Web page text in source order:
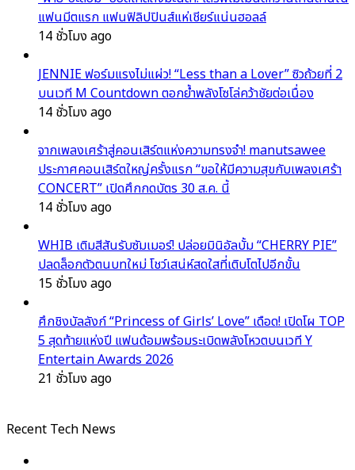
แฟนมีตแรก แฟนฟิลิปปินส์แห่เชียร์แน่นฮอลล์
14 ชั่วโมง ago
JENNIE ฟอร์มแรงไม่แผ่ว! “Less than a Lover” ซิวถ้วยที่ 2
บนเวที M Countdown ตอกย้ำพลังโซโล่คว้าชัยต่อเนื่อง
14 ชั่วโมง ago
จากเพลงเศร้าสู่คอนเสิร์ตแห่งความทรงจำ! manutsawee
ประกาศคอนเสิร์ตใหญ่ครั้งแรก “ขอให้มีความสุขกับเพลงเศร้า
CONCERT” เปิดศึกกดบัตร 30 ส.ค. นี้
14 ชั่วโมง ago
WHIB เติมสีสันรับซัมเมอร์! ปล่อยมินิอัลบั้ม “CHERRY PIE”
ปลดล็อกตัวตนบทใหม่ โชว์เสน่ห์สดใสที่เติบโตไปอีกขั้น
15 ชั่วโมง ago
ศึกชิงบัลลังก์ “Princess of Girls’ Love” เดือด! เปิดโผ TOP
5 สุดท้ายแห่งปี แฟนด้อมพร้อมระเบิดพลังโหวตบนเวที Y
Entertain Awards 2026
21 ชั่วโมง ago
Recent Tech News